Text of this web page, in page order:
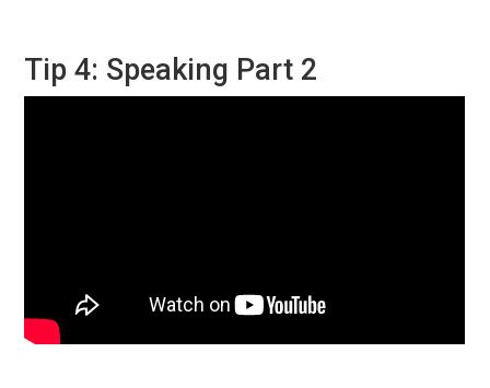
Tip 4: Speaking Part 2